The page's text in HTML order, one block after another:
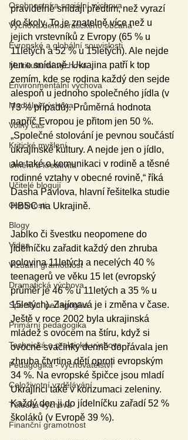
Osobnostní a sociální výchova
Výchova demokratického občana
Evropské a globální souvislosti
Multikulturní výchova
Environmentální výchova
Mediální výchova
Volný čas
Kritické myšlení
Umění a kreativita
Učitelé blogují
Osobnosti
Blogy
Videa
Vizuální gramotnost
Dramatická výchova
Speciální pedagogika
Primární pedagogika
Technická a praktická výchova
Pedagogika - vychovatelství
Celoživotní vzdělávání
Tělesná výchova
Finanční gramotnost
pravidelně snídají předtím, než vyrazí
do školy. To je znatelně více než u
jejich vrstevníků z Evropy (65 % u
11letých a 52 % u 15letých). Ale nejde
jen o snídaně. Ukrajina patří k top
zemím, kde se rodina každý den sejde
alespoň u jednoho společného jídla (v
73 % případů). Průměrná hodnota
napříč Evropou je přitom jen 50 %.
„Společné stolování je pevnou součástí
ukrajinské kultury. A nejde jen o jídlo,
ale také o komunikaci v rodině a těsné
rodinné vztahy v obecné rovině,“ říká
Dasha Pavlova, hlavní řešitelka studie
HBSC na Ukrajině.
Jablko či švestku neopomene do
jídelníčku zařadit každý den zhruba
polovina 11letých a necelých 40 %
teenagerů ve věku 15 let (evropský
průměr je 46 % u 11letých a 35 % u
15letých). Zajímavá je i změna v čase.
Ještě v roce 2002 byla ukrajinská
mládež s ovocem na štíru, když si
ovocné svačinky denně dopřávala jen
zhruba čtvrtina dětí oproti evropským
34 %. Na evropské špičce jsou mladí
Ukrajinci také v konzumaci zeleniny.
Každý den ji do jídelníčku zařadí 52 %
školáků (v Evropě 39 %).